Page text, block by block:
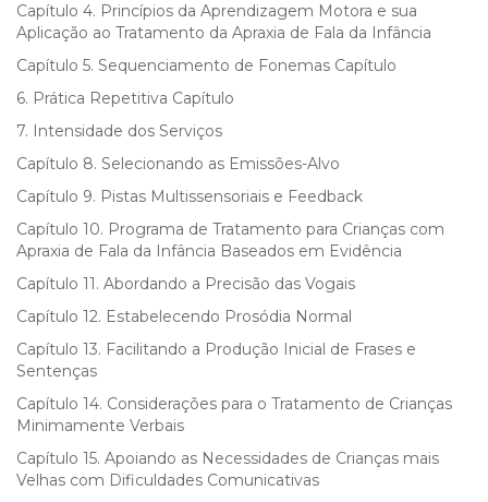
Capítulo 4. Princípios da Aprendizagem Motora e sua
Aplicação ao Tratamento da Apraxia de Fala da Infância
Capítulo 5. Sequenciamento de Fonemas Capítulo
6. Prática Repetitiva Capítulo
7. Intensidade dos Serviços
Capítulo 8. Selecionando as Emissões-Alvo
Capítulo 9. Pistas Multissensoriais e Feedback
Capítulo 10. Programa de Tratamento para Crianças com
Apraxia de Fala da Infância Baseados em Evidência
Capítulo 11. Abordando a Precisão das Vogais
Capítulo 12. Estabelecendo Prosódia Normal
Capítulo 13. Facilitando a Produção Inicial de Frases e
Sentenças
Capítulo 14. Considerações para o Tratamento de Crianças
Minimamente Verbais
Capítulo 15. Apoiando as Necessidades de Crianças mais
Velhas com Dificuldades Comunicativas